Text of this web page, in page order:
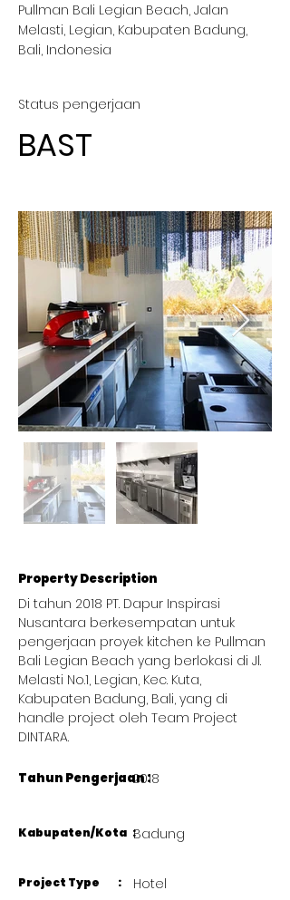
Pullman Bali Legian Beach, Jalan
Melasti, Legian, Kabupaten Badung,
Bali, Indonesia
Status pengerjaan
BAST
Property Description
Di tahun 2018 PT. Dapur Inspirasi
Nusantara berkesempatan untuk
pengerjaan proyek kitchen ke Pullman
Bali Legian Beach yang berlokasi di Jl.
Melasti No.1, Legian, Kec. Kuta,
Kabupaten Badung, Bali, yang di
handle project oleh Team Project
DINTARA.
Tahun Pengerjaan :
2018
Kabupaten/Kota :Badung
Project Type : Hotel